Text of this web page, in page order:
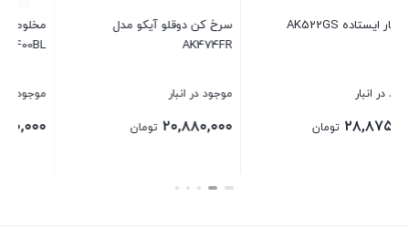
مخلوط کن و آسیاب آیکو مدل
۱۲,۸۰۰,۰۰۰
آب سرد کن آیکو مدل AK450WD
۱۵,۹۸۰,۰۰۰